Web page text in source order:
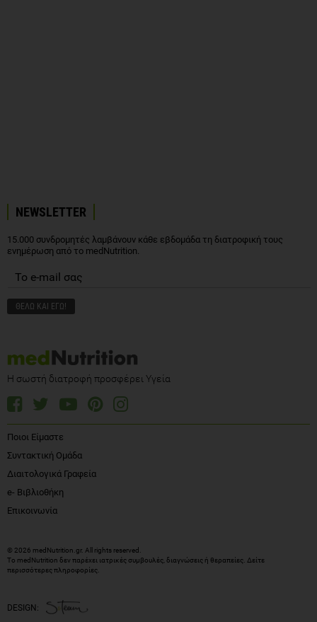
NEWSLETTER
15.000 συνδρομητές λαμβάνουν κάθε εβδομάδα τη διατροφική τους
ενημέρωση από το medNutrition.
Η σωστή διατροφή προσφέρει Υγεία
Ποιοι Είμαστε
Συντακτική Ομάδα
Διαιτολογικά Γραφεία
e- Βιβλιοθήκη
Επικοινωνία
© 2026 medNutrition.gr. All rights reserved.
Το medNutrition δεν παρέχει ιατρικές συμβουλές, διαγνώσεις ή θεραπείες. Δείτε
περισσότερες πληροφορίες.
DESIGN: